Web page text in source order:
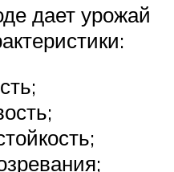
дает урожай